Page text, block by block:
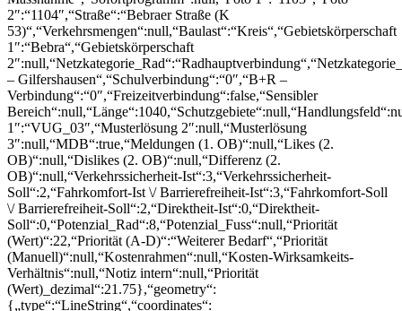
2″:“1104″,“Straße“:“Bebraer Straße (K
53)“,“Verkehrsmengen“:null,“Baulast“:“Kreis“,“Gebietskörperschaft
1″:“Bebra“,“Gebietskörperschaft
– Gilfershausen“,“Schulverbindung“:“0″,“B+R –
Verbindung“:“0″,“Freizeitverbindung“:false,“Sensibler
1″:“VUG_03″,“Musterlösung 2″:null,“Musterlösung
3″:null,“MDB“:true,“Meldungen (1. OB)“:null,“Likes (2.
OB)“:null,“Dislikes (2. OB)“:null,“Differenz (2.
OB)“:null,“Verkehrssicherheit-Ist“:3,“Verkehrssicherheit-
Soll“:2,“Fahrkomfort-Ist \/ Barrierefreiheit-Ist“:3,“Fahrkomfort-Soll
\/ Barrierefreiheit-Soll“:2,“Direktheit-Ist“:0,“Direktheit-
Soll“:0,“Potenzial_Rad“:8,“Potenzial_Fuss“:null,“Priorität
(Wert)“:22,“Priorität (A-D)“:“Weiterer Bedarf“,“Priorität
(Manuell)“:null,“Kostenrahmen“:null,“Kosten-Wirksamkeits-
Verhältnis“:null,“Notiz intern“:null,“Priorität
(Wert)_dezimal“:21.75},“geometry“:
{„type“:“LineString“,“coordinates“: